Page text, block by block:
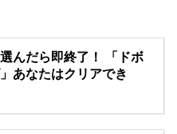
んだら即終了！ 「ドボ
あなたはクリアでき